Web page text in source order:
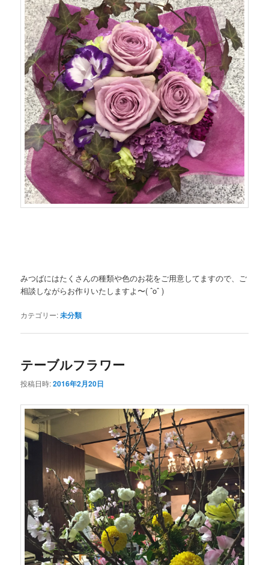
みつばにはたくさんの種類や色のお花をご用意してますので、ご
相談しながらお作りいたしますよ〜( ˆoˆ )
カテゴリー:未分類
テーブルフラワー
投稿日時:2016年2月20日